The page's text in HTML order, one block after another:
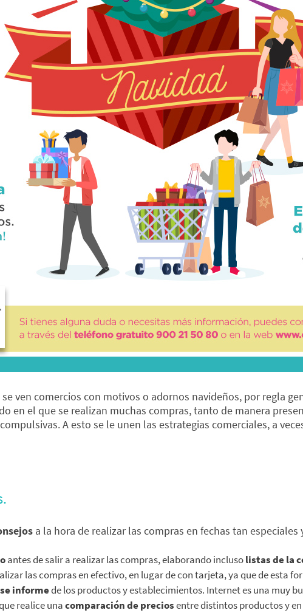
ven comercios con motivos o adornos navideños, por regla
en el que se realizan muchas compras, tanto de manera
A esto se le unen las estrategias comerciales, a
a la hora de realizar las compras en fechas tan
antes de salir a realizar las compras, elaborando inclusolistas de la
las compras en efectivo, en lugar de con tarjeta, ya que de esta
se informede los productos y establecimientos. Internet es una muy
realice unacomparación de preciosentre distintos productos y